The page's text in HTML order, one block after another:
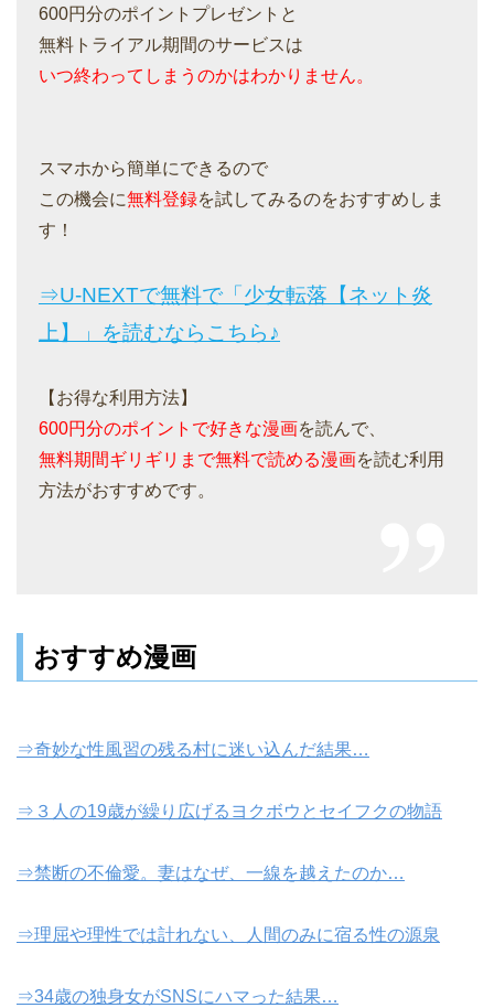
600円分のポイントプレゼントと
無料トライアル期間のサービスは
いつ終わってしまうのかはわかりません。
スマホから簡単にできるので
この機会に無料登録を試してみるのをおすすめしま
す！
⇒U-NEXTで無料で「少女転落【ネット炎
上】」を読むならこちら♪
【お得な利用方法】
600円分のポイントで好きな漫画を読んで、
無料期間ギリギリまで無料で読める漫画を読む利用
方法がおすすめです。
おすすめ漫画
⇒奇妙な性風習の残る村に迷い込んだ結果…
⇒３人の19歳が繰り広げるヨクボウとセイフクの物語
⇒禁断の不倫愛。妻はなぜ、一線を越えたのか…
⇒理屈や理性では計れない、人間のみに宿る性の源泉
⇒34歳の独身女がSNSにハマった結果…